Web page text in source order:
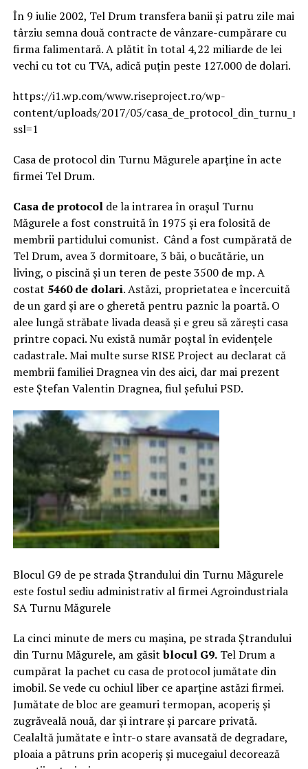
În 9 iulie 2002, Tel Drum transfera banii și patru zile mai
târziu semna două contracte de vânzare-cumpărare cu
firma falimentară. A plătit în total 4,22 miliarde de lei
vechi cu tot cu TVA, adică puțin peste 127.000 de dolari.
https://i1.wp.com/www.riseproject.ro/wp-
content/uploads/2017/05/
ssl=1
Casa de protocol din Turnu Măgurele aparține în acte
firmei Tel Drum.
Casa de protocol de la intrarea în orașul Turnu
Măgurele a fost construită în 1975 și era folosită de
membrii partidului comunist. Când a fost cumpărată de
Tel Drum, avea 3 dormitoare, 3 băi, o bucătărie, un
living, o piscină și un teren de peste 3500 de mp. A
costat 5460 de dolari. Astăzi, proprietatea e încercuită
de un gard și are o gheretă pentru paznic la poartă. O
alee lungă străbate livada deasă și e greu să zărești casa
printre copaci. Nu există număr poștal în evidențele
cadastrale. Mai multe surse RISE Project au declarat că
membrii familiei Dragnea vin des aici, dar mai prezent
este Ștefan Valentin Dragnea, fiul șefului PSD.
Blocul G9 de pe strada Ștrandului din Turnu Măgurele
este fostul sediu administrativ al firmei Agroindustriala
SA Turnu Măgurele
La cinci minute de mers cu mașina, pe strada Ștrandului
din Turnu Măgurele, am găsitblocul G9.Tel Drum a
cumpărat la pachet cu casa de protocol jumătate din
imobil. Se vede cu ochiul liber ce aparține astăzi firmei.
Jumătate de bloc are geamuri termopan, acoperiș și
zugrăveală nouă, dar și intrare și parcare privată.
Cealaltă jumătate e într-o stare avansată de degradare,
ploaia a pătruns prin acoperiș și mucegaiul decorează